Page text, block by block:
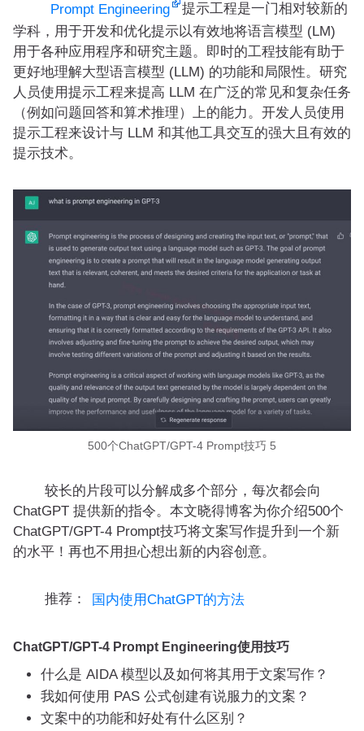
Prompt Engineering
提示工程是一门相对较新的
学科，用于开发和优化提示以有效地将语言模型 (LM)
用于各种应用程序和研究主题。即时的工程技能有助于
更好地理解大型语言模型 (LLM) 的功能和局限性。研究
人员使用提示工程来提高 LLM 在广泛的常见和复杂任务
（例如问题回答和算术推理）上的能力。开发人员使用
提示工程来设计与 LLM 和其他工具交互的强大且有效的
提示技术。
500个ChatGPT/GPT-4 Prompt技巧 5
较长的片段可以分解成多个部分，每次都会向
ChatGPT 提供新的指令。本文晓得博客为你介绍500个
ChatGPT/GPT-4 Prompt技巧将文案写作提升到一个新
的水平！再也不用担心想出新的内容创意。
推荐： 国内使用ChatGPT的方法
ChatGPT/GPT-4 Prompt Engineering使用技巧
什么是 AIDA 模型以及如何将其用于文案写作？
我如何使用 PAS 公式创建有说服力的文案？
文案中的功能和好处有什么区别？